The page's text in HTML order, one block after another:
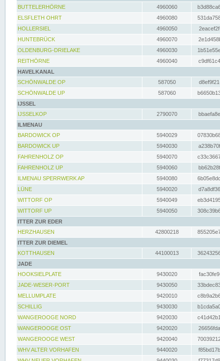
BUTTELERHÖRNE
4960060
ELSFLETH OHRT
4960080
HOLLERSIEL
4960050
HUNTEBRÜCK
4960070
OLDENBURG-DRIELAKE
4960030
REITHÖRNE
4960040
HAVELKANAL
SCHÖNWALDE OP
587050
SCHÖNWALDE UP
587060
IJSSEL
IJSSELKOP
2790070
ILMENAU
BARDOWICK OP
5940029
BARDOWICK UP
5940030
FAHRENHOLZ OP
5940070
FAHRENHOLZ UP
5940060
ILMENAU SPERRWERK AP
5940080
LÜNE
5940020
WITTORF OP
5940049
WITTORF UP
5940050
ITTER ZUR EDER
HERZHAUSEN
42800218
ITTER ZUR DIEMEL
KOTTHAUSEN
44100013
JADE
HOOKSIELPLATE
9430020
JADE-WESER-PORT
9430050
MELLUMPLATE
9420010
SCHILLIG
9430030
WANGEROOGE NORD
9420030
WANGEROOGE OST
9420020
WANGEROOGE WEST
9420040
WHV ALTER VORHAFEN
9440020